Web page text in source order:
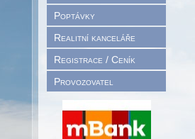
Poptávky
Realitní kanceláře
Registrace / Ceník
Provozovatel